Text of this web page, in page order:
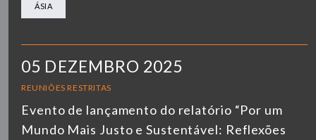
ÁSIA
05 DEZEMBRO 2025
REUNIÕES RESTRITAS
Evento de lançamento do relatório “Por um
Mundo Mais Justo e Sustentável: Reflexões